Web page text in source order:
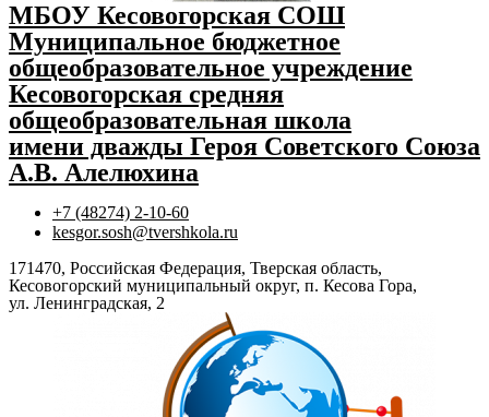
МБОУ Кесовогорская СОШ
Муниципальное бюджетное
общеобразовательное учреждение
Кесовогорская средняя
общеобразовательная школа
имени дважды Героя Советского Союза
А.В. Алелюхина
+7 (48274) 2-10-60
kesgor.sosh@tvershkola.ru
171470, Российская Федерация, Тверская область,
Кесовогорский муниципальный округ, п. Кесова Гора,
ул. Ленинградская, 2